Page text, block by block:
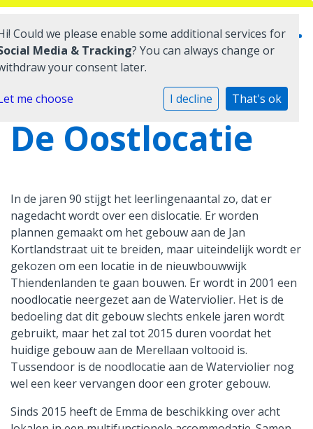
Home
Onze school
Medezeggenschap
Vacatures
Ik zoek een school
De Oostlocatie
In de jaren 90 stijgt het leerlingenaantal zo, dat er
nagedacht wordt over een dislocatie. Er worden
plannen gemaakt om het gebouw aan de Jan
Kortlandstraat uit te breiden, maar uiteindelijk wordt er
gekozen om een locatie in de nieuwbouwwijk
Thiendenlanden te gaan bouwen. Er wordt in 2001 een
noodlocatie neergezet aan de Waterviolier. Het is de
bedoeling dat dit gebouw slechts enkele jaren wordt
gebruikt, maar het zal tot 2015 duren voordat het
huidige gebouw aan de Merellaan voltooid is.
Tussendoor is de noodlocatie aan de Waterviolier nog
wel een keer vervangen door een groter gebouw.
Sinds 2015 heeft de Emma de beschikking over acht
Could we please enable some additional services for
Media & Tracking? You can always change or
your consent later.
me choose I decline That's ok